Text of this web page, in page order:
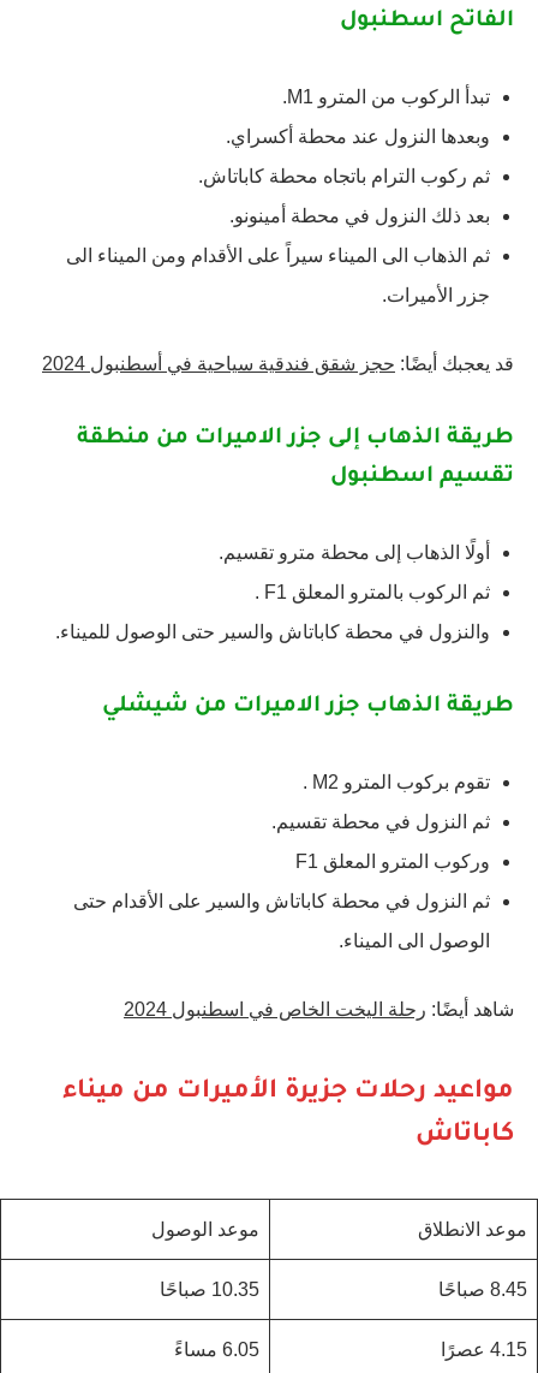
الفاتح اسطنبول
تبدأ الركوب من المترو M1.
وبعدها النزول عند محطة أكسراي.
ثم ركوب الترام باتجاه محطة كاباتاش.
بعد ذلك النزول في محطة أمينونو.
ثم الذهاب الى الميناء سيراً على الأقدام ومن الميناء الى
جزر الأميرات.
قد يعجبك أيضًا: حجز شقق فندقية سياحية في أسطنبول 2024
طريقة الذهاب إلى جزر الاميرات من منطقة
تقسيم اسطنبول
أولًا الذهاب إلى محطة مترو تقسيم.
ثم الركوب بالمترو المعلق F1 .
والنزول في محطة كاباتاش والسير حتى الوصول للميناء.
طريقة الذهاب جزر الاميرات من شيشلي
تقوم بركوب المترو M2 .
ثم النزول في محطة تقسيم.
وركوب المترو المعلق F1
ثم النزول في محطة كاباتاش والسير على الأقدام حتى
الوصول الى الميناء.
شاهد أيضًا: رحلة اليخت الخاص في اسطنبول 2024
مواعيد رحلات جزيرة الأميرات من ميناء
كاباتاش
موعد الانطلاق موعد الوصول
8.45 صباحًا 10.35 صباحًا
4.15 عصرًا 6.05 مساءً